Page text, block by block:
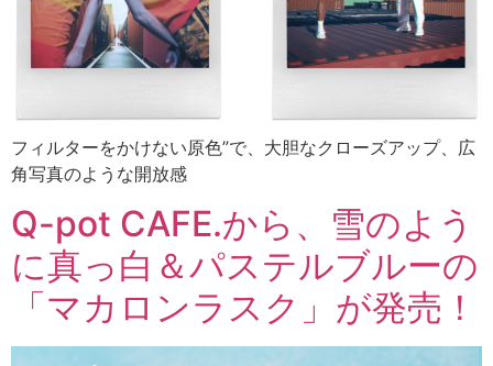
フィルターをかけない原色”で、大胆なクローズアップ、広
角写真のような開放感
Q-pot CAFE.から、雪のよう
に真っ白＆パステルブルーの
「マカロンラスク」が発売！